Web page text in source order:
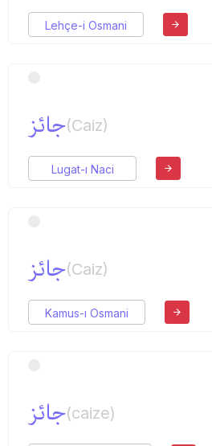
Lehçe-i Osmani
جائز(Caiz)
Lugat-ı Naci
جائز(Caiz)
Kamus-ı Osmani
جائز(caize)